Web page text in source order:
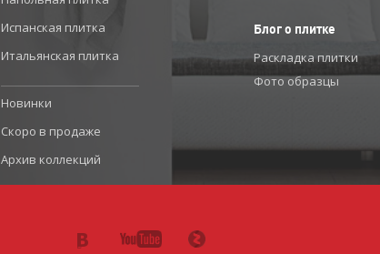
Испанская плитка
Итальянская плитка
Новинки
Скоро в продаже
Архив коллекций
Блог о плитке
Раскладка плитки
Фото образцы